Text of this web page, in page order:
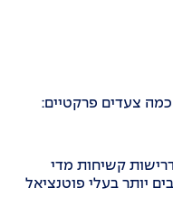
צעדים פרקטיים:
קשיחות מדי
יותר בעלי פוטנציאל